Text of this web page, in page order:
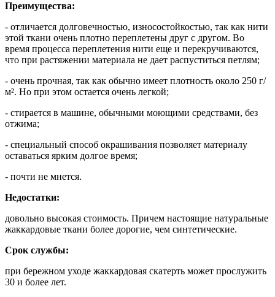
Преимущества:
- отличается долговечностью, износостойкостью, так как нити
этой ткани очень плотно переплетены друг с другом. Во
время процесса переплетения нити еще и перекручиваются,
что при растяжении материала не дает распуститься петлям;
- очень прочная, так как обычно имеет плотность около 250 г/
м². Но при этом остается очень легкой;
- стирается в машине, обычными моющими средствами, без
отжима;
- специальный способ окрашивания позволяет материалу
оставаться ярким долгое время;
- почти не мнется.
Недостатки:
довольно высокая стоимость. Причем настоящие натуральные
жаккардовые ткани более дорогие, чем синтетические.
Срок службы:
при бережном уходе жаккардовая скатерть может прослужить
30 и более лет.